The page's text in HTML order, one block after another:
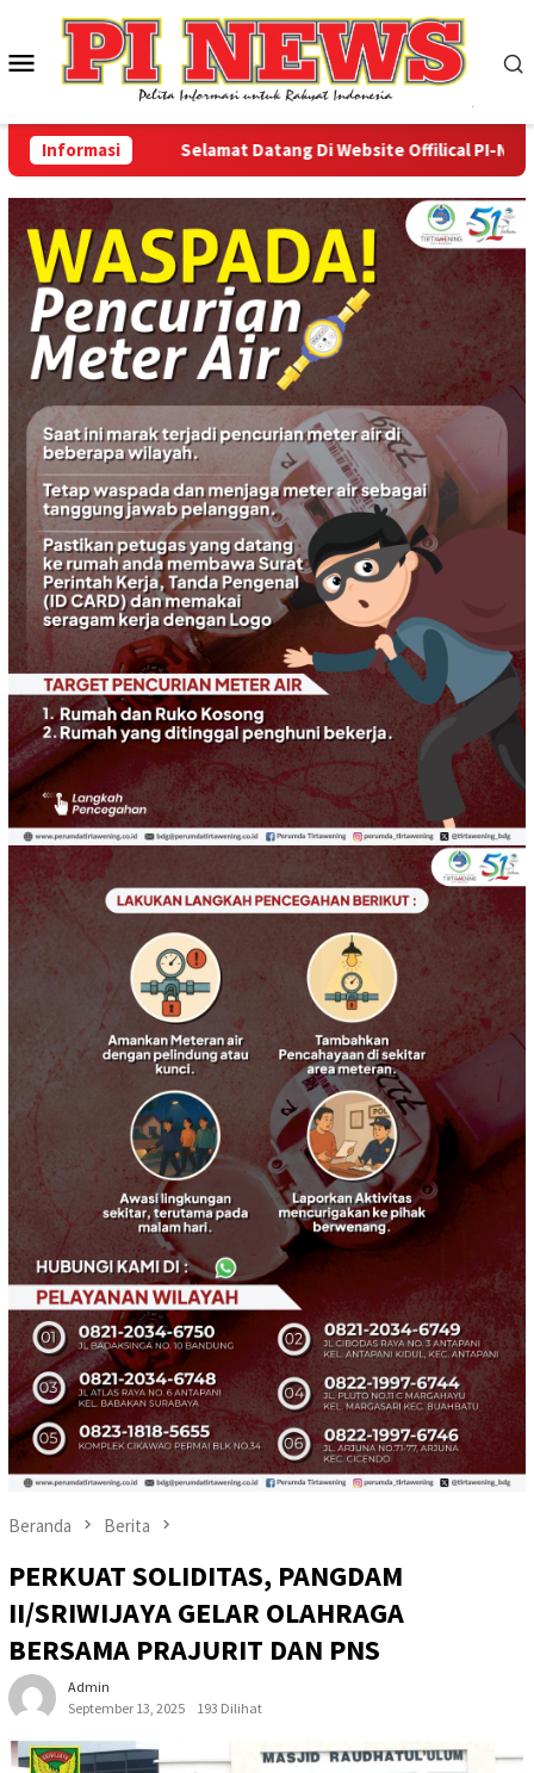
konten
Menu
Mobile
Informasi Selamat Datang Di Website Offilical PI-News
Beranda Berita
PERKUAT SOLIDITAS, PANGDAM
II/SRIWIJAYA GELAR OLAHRAGA
BERSAMA PRAJURIT DAN PNS
Admin
September 13, 2025
193 Dilihat